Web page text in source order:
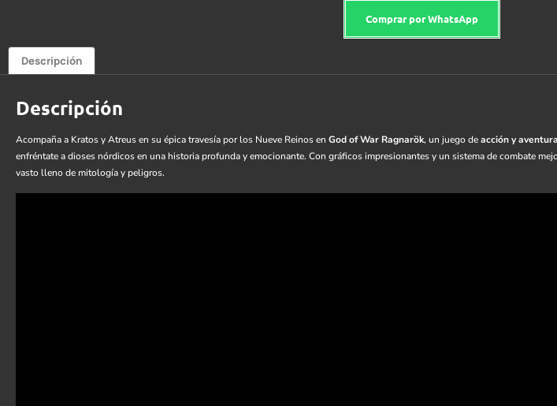
Comprar por WhatsApp
Descripción
Descripción
Acompaña a Kratos y Atreus en su épica travesía por los Nueve Reinos en God of War Ragnarök, un juego deacción y aventura
enfréntate a dioses nórdicos en una historia profunda y emocionante. Con gráficos impresionantes y un sistema de combate
vasto lleno de mitología y peligros.